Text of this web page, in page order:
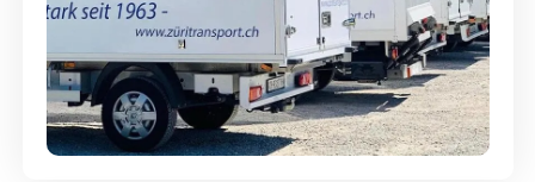
Möbellagerung - Alles sicher
aufbewahrt